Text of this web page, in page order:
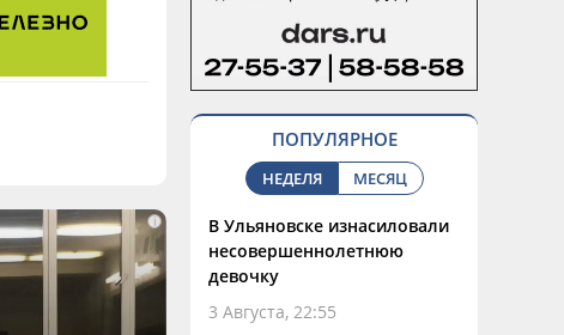
i
ПОПУЛЯРНОЕ
НЕДЕЛЯ МЕСЯЦ
В Ульяновске изнасиловали
несовершеннолетнюю
девочку
3 Августа, 22:55